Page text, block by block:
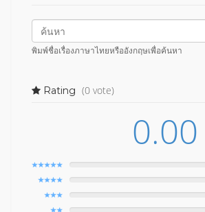
พิมพ์ชื่อเรื่องภาษาไทยหรืออังกฤษเพื่อค้นหา
Rating (0 vote)
0.00